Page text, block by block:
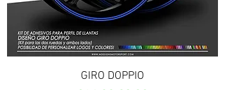
GIRO DOPPIO